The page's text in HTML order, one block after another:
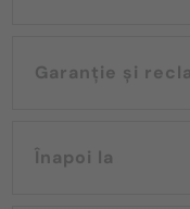
Garanție și
Înapoi la